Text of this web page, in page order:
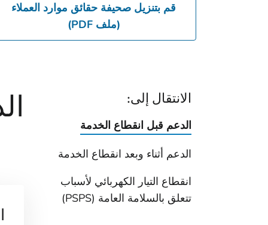
قم بتنزيل صحيفة حقائق موارد العملاء
(ملف PDF)
الانتقال إلى:
الدعم قبل انقطاع الخدمة
الدعم أثناء وبعد انقطاع الخدمة
انقطاع التيار الكهربائي لأسباب
تتعلق بالسلامة العامة (PSPS)